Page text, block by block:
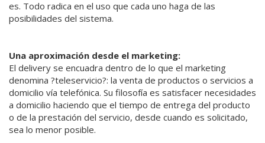
es. Todo radica en el uso que cada uno haga de las
posibilidades del sistema.
Una aproximación desde el marketing:
El delivery se encuadra dentro de lo que el marketing
denomina ?teleservicio?: la venta de productos o servicios a
domicilio vía telefónica. Su filosofía es satisfacer necesidades
a domicilio haciendo que el tiempo de entrega del producto
o de la prestación del servicio, desde cuando es solicitado,
sea lo menor posible.